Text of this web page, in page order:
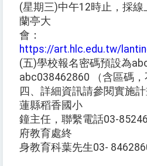
(星期三)中午12時止，採
蘭亭大
會：
https://art.hlc.edu.tw/
(五)學校報名密碼預設為
abc038462860 （含區碼，
四、詳細資訊請參閱實施
蓮縣稻香國小
鐘主任，聯繫電話03-
府教育處終
身教育科葉先生03-